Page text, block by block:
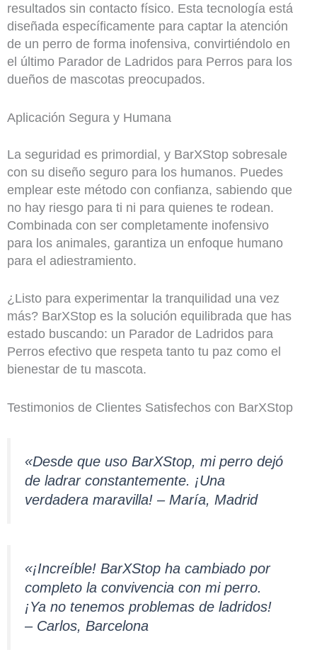
resultados sin contacto físico. Esta tecnología está
diseñada específicamente para captar la atención
de un perro de forma inofensiva, convirtiéndolo en
el último Parador de Ladridos para Perros para los
dueños de mascotas preocupados.
Aplicación Segura y Humana
La seguridad es primordial, y BarXStop sobresale
con su diseño seguro para los humanos. Puedes
emplear este método con confianza, sabiendo que
no hay riesgo para ti ni para quienes te rodean.
Combinada con ser completamente inofensivo
para los animales, garantiza un enfoque humano
para el adiestramiento.
¿Listo para experimentar la tranquilidad una vez
más? BarXStop es la solución equilibrada que has
estado buscando: un Parador de Ladridos para
Perros efectivo que respeta tanto tu paz como el
bienestar de tu mascota.
Testimonios de Clientes Satisfechos con BarXStop
«Desde que uso BarXStop, mi perro dejó
de ladrar constantemente. ¡Una
verdadera maravilla! – María, Madrid
«¡Increíble! BarXStop ha cambiado por
completo la convivencia con mi perro.
¡Ya no tenemos problemas de ladridos!
– Carlos, Barcelona